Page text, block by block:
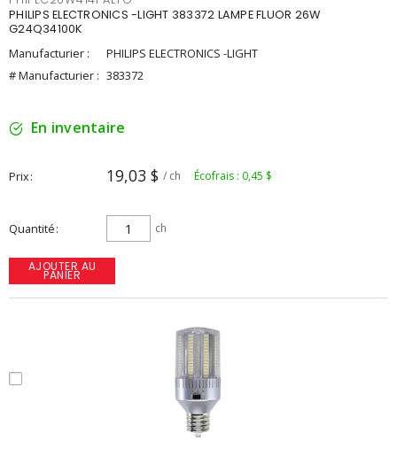
PHILIPS ELECTRONICS -LIGHT 383372 LAMPE FLUOR 26W
G24Q34100K
Manufacturier :
PHILIPS ELECTRONICS -LIGHT
# Manufacturier : 383372
En inventaire
Prix 19,03 $ / ch Écofrais : 0,45 $
Quantité ch
AJOUTER AU
PANIER